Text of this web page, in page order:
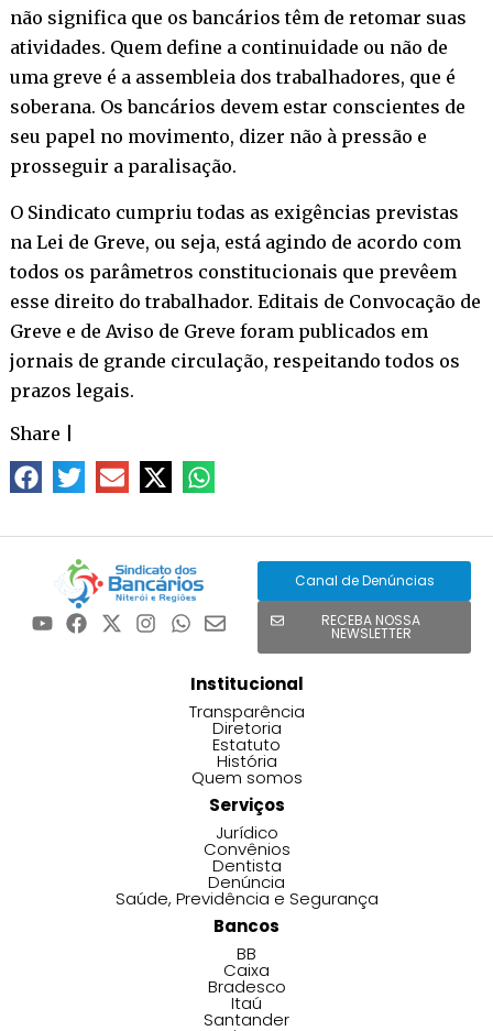
não significa que os bancários têm de retomar suas
atividades. Quem define a continuidade ou não de
uma greve é a assembleia dos trabalhadores, que é
soberana. Os bancários devem estar conscientes de
seu papel no movimento, dizer não à pressão e
prosseguir a paralisação.
O Sindicato cumpriu todas as exigências previstas
na Lei de Greve, ou seja, está agindo de acordo com
todos os parâmetros constitucionais que prevêem
esse direito do trabalhador. Editais de Convocação de
Greve e de Aviso de Greve foram publicados em
jornais de grande circulação, respeitando todos os
prazos legais.
Share
Canal de Denúncias
RECEBA NOSSA
NEWSLETTER
Institucional
Transparência
Diretoria
Estatuto
História
Quem somos
Serviços
Jurídico
Convênios
Dentista
Denúncia
Saúde, Previdência e Segurança
Bancos
BB
Caixa
Bradesco
Itaú
Santander